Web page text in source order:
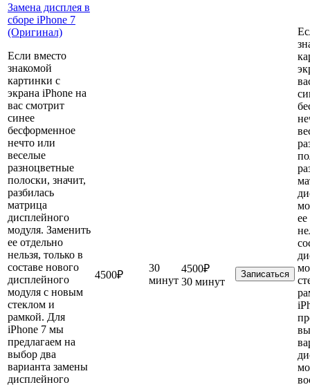
Замена дисплея в
сборе iPhone 7
(Оригинал)
Если вместо
знакомой
картинки с
экрана iPhone на
вас смотрит
синее
бесформенное
нечто или
веселые
разноцветные
полоски, значит,
разбилась
матрица
дисплейного
модуля. Заменить
ее отдельно
нельзя, только в
составе нового
дисплейного
модуля с новым
стеклом и
рамкой. Для
iPhone 7 мы
предлагаем на
выбор два
варианта замены
дисплейного
4500₽
30
минут
4500₽
30 минут
Записаться